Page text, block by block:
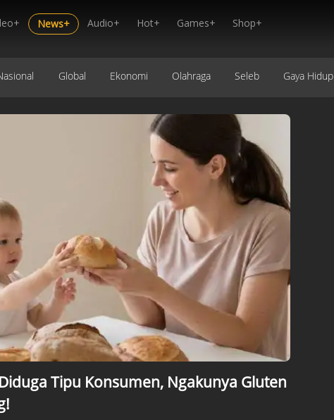
News+ Audio+ Hot+ Games+ Shop+
Global Ekonomi Olahraga Seleb Gaya Hidup
Tipu Konsumen, Ngakunya Gluten